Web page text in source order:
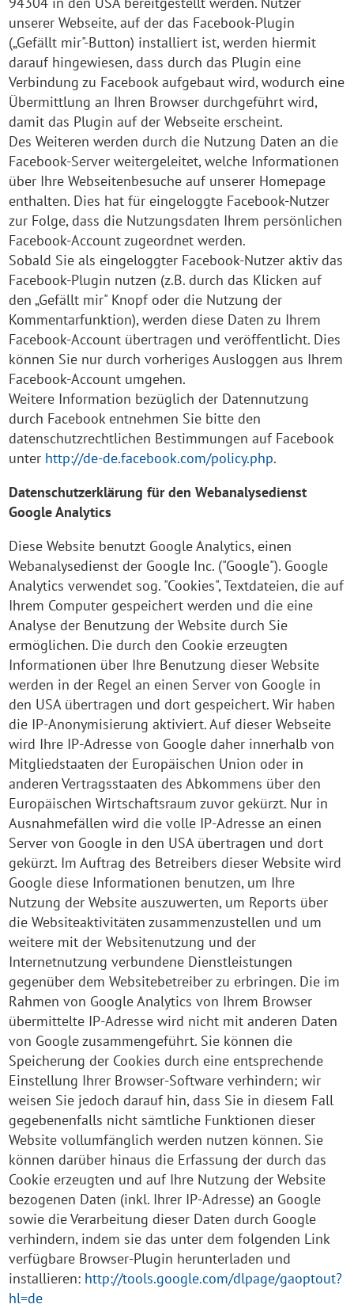
unserer Webseite, auf der das Facebook-Plugin
(„Gefällt mir"-Button) installiert ist, werden hiermit
darauf hingewiesen, dass durch das Plugin eine
Verbindung zu Facebook aufgebaut wird, wodurch eine
Übermittlung an Ihren Browser durchgeführt wird,
damit das Plugin auf der Webseite erscheint.
Des Weiteren werden durch die Nutzung Daten an die
Facebook-Server weitergeleitet, welche Informationen
über Ihre Webseitenbesuche auf unserer Homepage
enthalten. Dies hat für eingeloggte Facebook-Nutzer
zur Folge, dass die Nutzungsdaten Ihrem persönlichen
Facebook-Account zugeordnet werden.
Sobald Sie als eingeloggter Facebook-Nutzer aktiv das
Facebook-Plugin nutzen (z.B. durch das Klicken auf
den „Gefällt mir" Knopf oder die Nutzung der
Kommentarfunktion), werden diese Daten zu Ihrem
Facebook-Account übertragen und veröffentlicht. Dies
können Sie nur durch vorheriges Ausloggen aus Ihrem
Facebook-Account umgehen.
Weitere Information bezüglich der Datennutzung
durch Facebook entnehmen Sie bitte den
datenschutzrechtlichen Bestimmungen auf Facebook
unter http://de-de.facebook.com/policy.php.
Datenschutzerklärung für den Webanalysedienst
Google Analytics
Diese Website benutzt Google Analytics, einen
Webanalysedienst der Google Inc. ("Google"). Google
Analytics verwendet sog. "Cookies", Textdateien, die auf
Ihrem Computer gespeichert werden und die eine
Analyse der Benutzung der Website durch Sie
ermöglichen. Die durch den Cookie erzeugten
Informationen über Ihre Benutzung dieser Website
werden in der Regel an einen Server von Google in
den USA übertragen und dort gespeichert. Wir haben
die IP-Anonymisierung aktiviert. Auf dieser Webseite
wird Ihre IP-Adresse von Google daher innerhalb von
Mitgliedstaaten der Europäischen Union oder in
anderen Vertragsstaaten des Abkommens über den
Europäischen Wirtschaftsraum zuvor gekürzt. Nur in
Ausnahmefällen wird die volle IP-Adresse an einen
Server von Google in den USA übertragen und dort
gekürzt. Im Auftrag des Betreibers dieser Website wird
Google diese Informationen benutzen, um Ihre
Nutzung der Website auszuwerten, um Reports über
die Websiteaktivitäten zusammenzustellen und um
weitere mit der Websitenutzung und der
Internetnutzung verbundene Dienstleistungen
gegenüber dem Websitebetreiber zu erbringen. Die im
Rahmen von Google Analytics von Ihrem Browser
übermittelte IP-Adresse wird nicht mit anderen Daten
von Google zusammengeführt. Sie können die
Speicherung der Cookies durch eine entsprechende
Einstellung Ihrer Browser-Software verhindern; wir
weisen Sie jedoch darauf hin, dass Sie in diesem Fall
gegebenenfalls nicht sämtliche Funktionen dieser
Website vollumfänglich werden nutzen können. Sie
können darüber hinaus die Erfassung der durch das
Cookie erzeugten und auf Ihre Nutzung der Website
bezogenen Daten (inkl. Ihrer IP-Adresse) an Google
sowie die Verarbeitung dieser Daten durch Google
verhindern, indem sie das unter dem folgenden Link
verfügbare Browser-Plugin herunterladen und
installieren: http://tools.google.com/dlpage/gaoptout?
hl=de